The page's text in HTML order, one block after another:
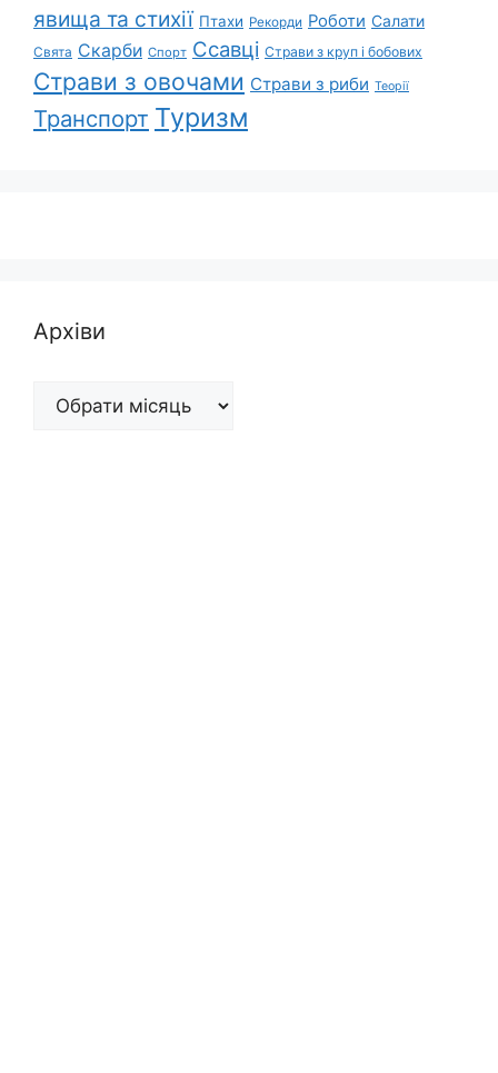
явища та стихії Птахи Рекорди Роботи Салати
Свята Скарби Спорт Ссавці Страви з круп і бобових
Страви з овочами Страви з риби Теорії
Транспорт Туризм
Архіви
Архіви